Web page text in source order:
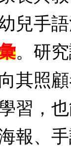
兒手
。研
其照
習，
報、